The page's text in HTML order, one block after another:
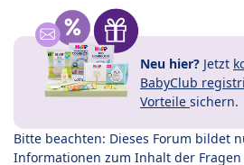
Neu hier? Jetzt
BabyClub
Vorteile sichern.
Bitte beachten: Dieses Forum bildet
Informationen zum Inhalt der